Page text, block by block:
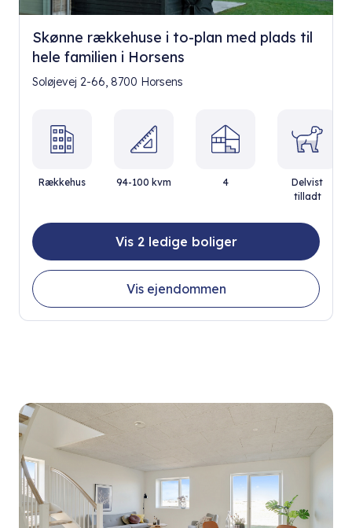
Skønne rækkehuse i to-plan med plads til
hele familien i Horsens
Soløjevej 2-66, 8700 Horsens
Rækkehus 94-100 kvm 4
Delvist
tilladt
Vis 2 ledige boliger
Vis ejendommen